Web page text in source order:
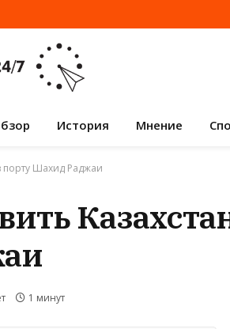
История Мнение
порту Шахид Раджаи
1 минут